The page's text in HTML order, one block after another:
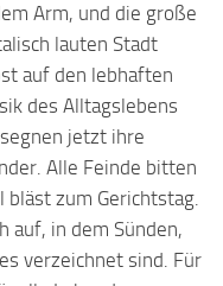
Arm, und die große
lauten Stadt
auf den lebhaften
des Alltagslebens
jetzt ihre
Alle Feinde bitten
bläst zum Gerichtstag.
auf, in dem Sünden,
verzeichnet sind. Für